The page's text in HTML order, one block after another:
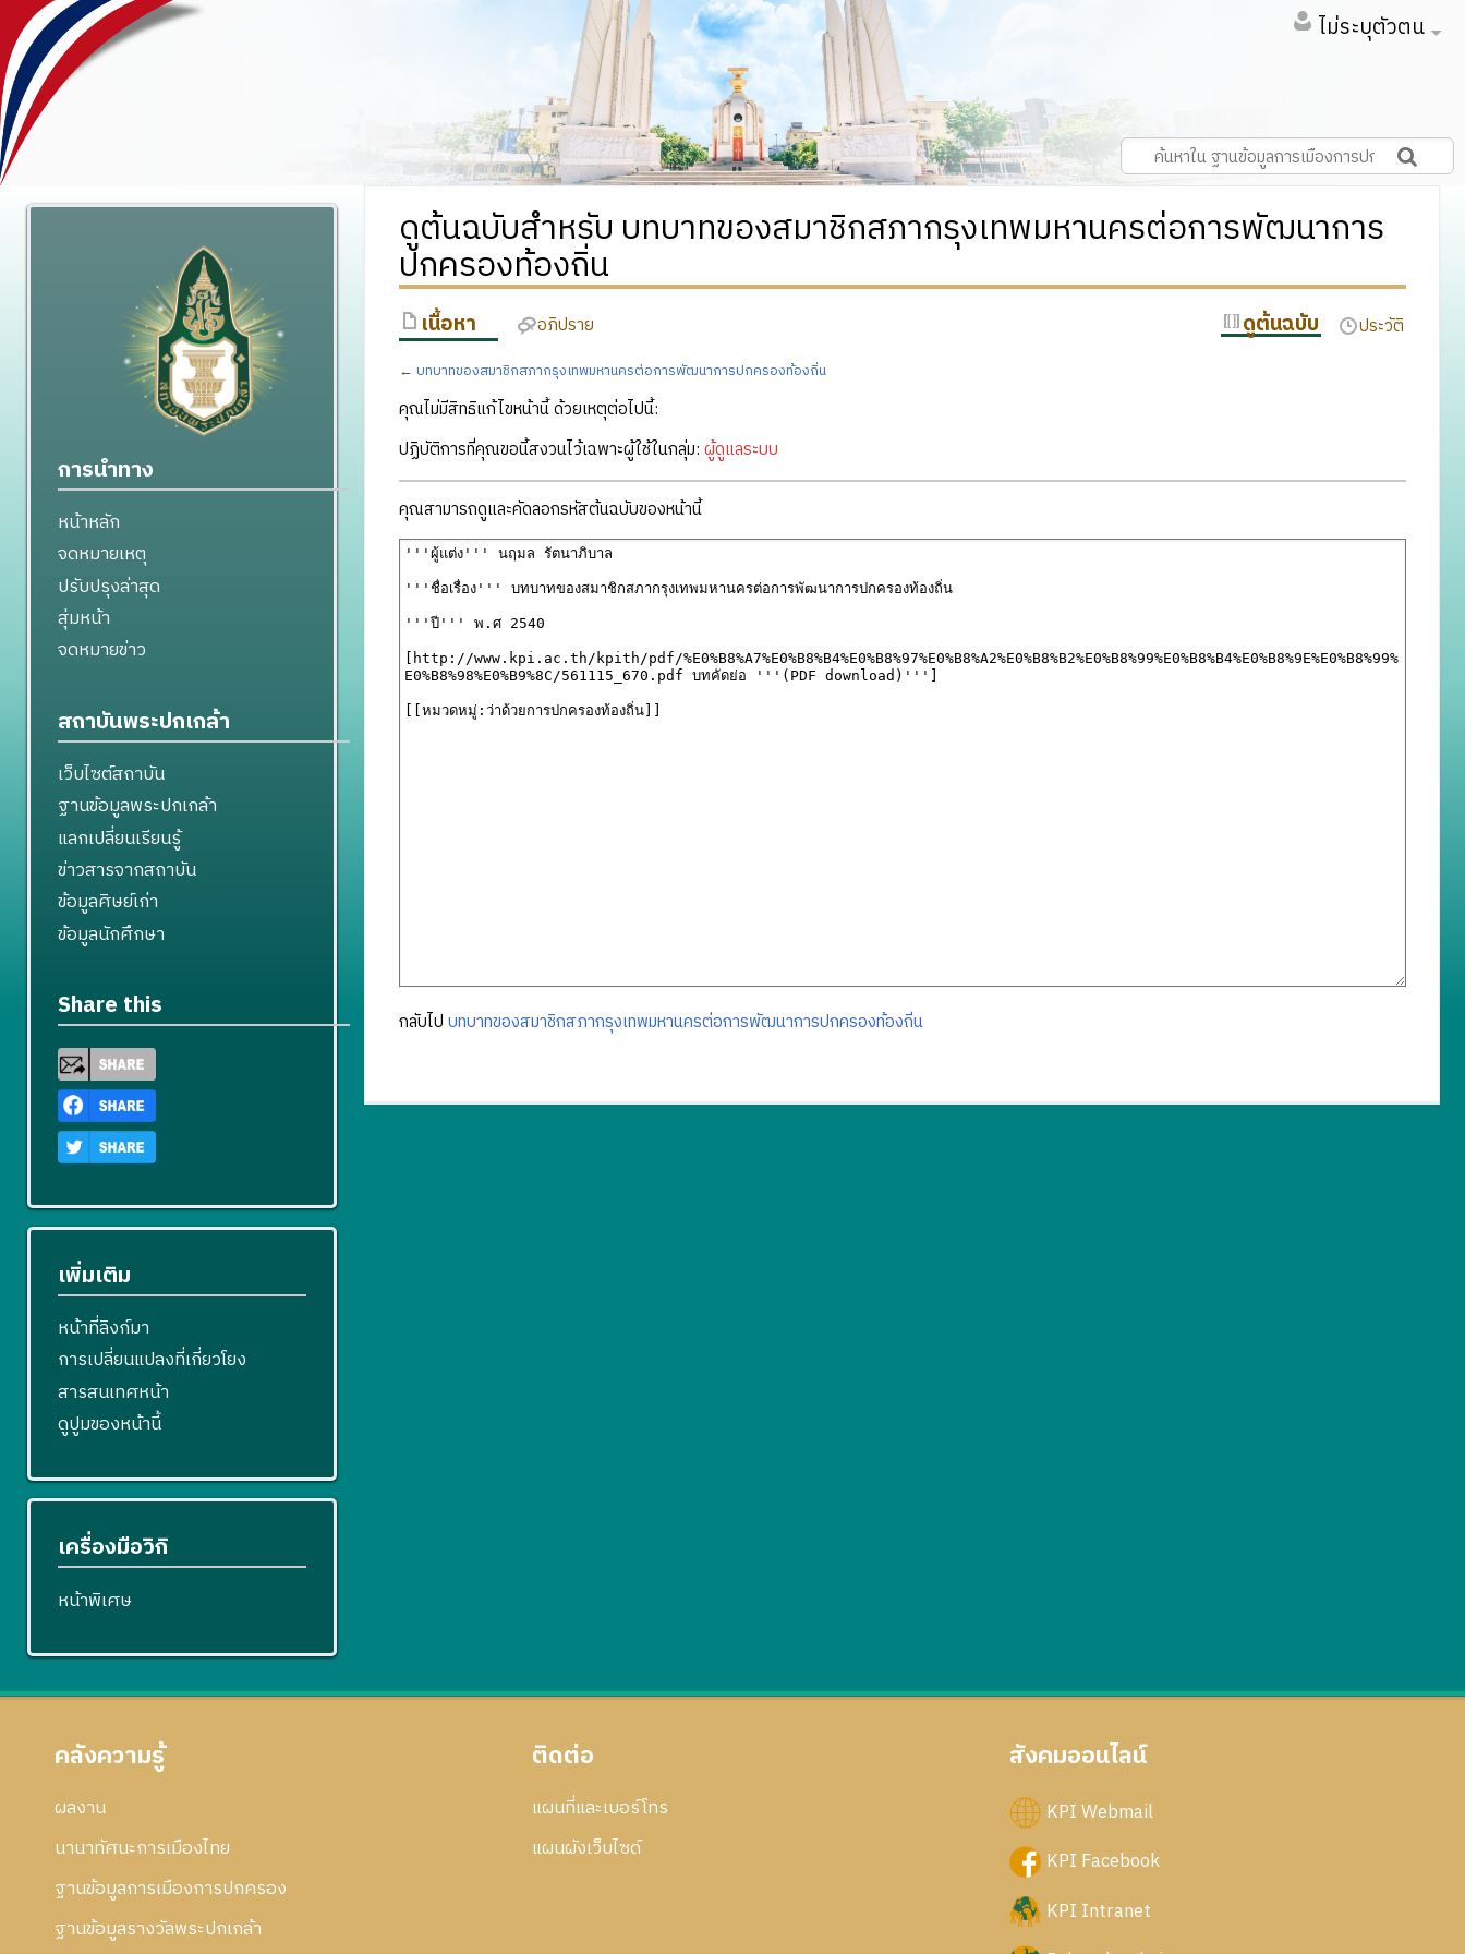
ไม่ระบุตัวตน
ดูต้นฉบับสำหรับ บทบาทของสมาชิกสภากรุงเทพมหานครต่อการพัฒนาการ
ปกครองท้องถิ่น
เนื้อหา อภิปราย ดูต้นฉบับ ประวัติ
← บทบาทของสมาชิกสภากรุงเทพมหานครต่อการพัฒนาการปกครองท้องถิ่น
คุณไม่มีสิทธิแก้ไขหน้านี้ ด้วยเหตุต่อไปนี้:
ปฏิบัติการที่คุณขอนี้สงวนไว้เฉพาะผู้ใช้ในกลุ่ม: ผู้ดูแลระบบ
คุณสามารถดูและคัดลอกรหัสต้นฉบับของหน้านี้
กลับไป บทบาทของสมาชิกสภากรุงเทพมหานครต่อการพัฒนาการปกครองท้องถิ่น
การนำทาง
หน้าหลัก
จดหมายเหตุ
ปรับปรุงล่าสุด
สุ่มหน้า
จดหมายข่าว
สถาบันพระปกเกล้า
เว็บไซต์สถาบัน
ฐานข้อมูลพระปกเกล้า
แลกเปลี่ยนเรียนรู้
ข่าวสารจากสถาบัน
ข้อมูลศิษย์เก่า
ข้อมูลนักศึกษา
Share this
เพิ่มเติม
หน้าที่ลิงก์มา
การเปลี่ยนแปลงที่เกี่ยวโยง
สารสนเทศหน้า
ดูปูมของหน้านี้
เครื่องมือวิกิ
หน้าพิเศษ
คลังความรู้
ผลงาน
นานาทัศนะการเมืองไทย
ฐานข้อมูลการเมืองการปกครอง
ฐานข้อมูลรางวัลพระปกเกล้า
ติดต่อ
แผนที่และเบอร์โทร
แผนผังเว็บไซด์
สังคมออนไลน์
KPI Webmail
KPI Facebook
KPI Intranet